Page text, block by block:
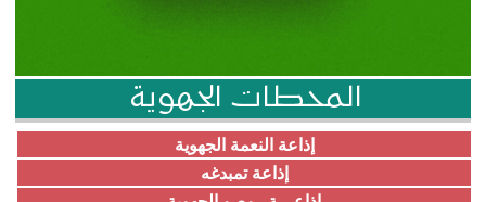
المحطات الجهوية
إذاعة النعمة الجهوية
إذاعة تمبدغه